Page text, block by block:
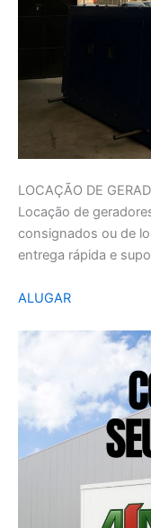
LOCAÇÃO DE
Locação de
consignados ou de
entrega rápida e
ALUGAR